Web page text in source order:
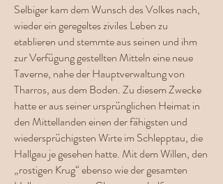
Selbiger kam dem Wunsch des Volkes nach,
wieder ein geregeltes ziviles Leben zu
etablieren und stemmte aus seinen und ihm
zur Verfügung gestellten Mitteln eine neue
Taverne, nahe der Hauptverwaltung von
Tharros, aus dem Boden. Zu diesem Zwecke
hatte er aus seiner ursprünglichen Heimat in
den Mittellanden einen der fähigsten und
wiedersprüchigsten Wirte im Schlepptau, die
Hallgau je gesehen hatte. Mit dem Willen, den
„rostigen Krug“ ebenso wie der gesamten